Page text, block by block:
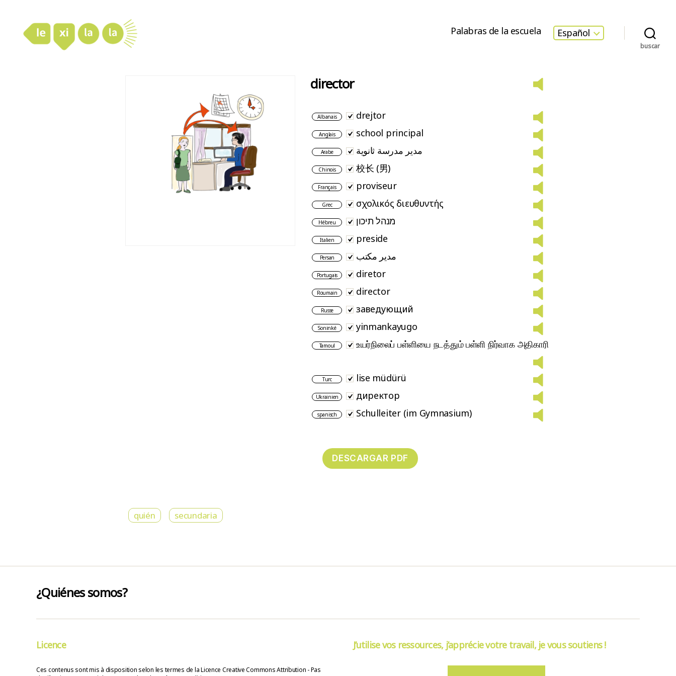
Palabras de la escuela Español
buscar
director
Albanais drejtor
Anglais school principal
Arabe مدير مدرسة ثانوية
Chinois 校长 (男)
Français proviseur
Grec σχολικός διευθυντής
Hébreu מנהל תיכון
Italien preside
Persan مدیر مکتب
Portugais diretor
Roumain director
Russe заведующий
Soninké yinmankayugo
Tamoul உயர்நிலைப் பள்ளியை நடத்தும் பள்ளி நிர்வாக அதிகாரி
Turc lise müdürü
Ukrainien директор
spanisch Schulleiter (im Gymnasium)
quién secundaria
¿Quiénes somos?
Licence
Ces contenus sont mis à disposition selon les termes de la Licence Creative Commons Attribution - Pas
J’utilise vos ressources, j’apprécie votre travail, je vous soutiens !